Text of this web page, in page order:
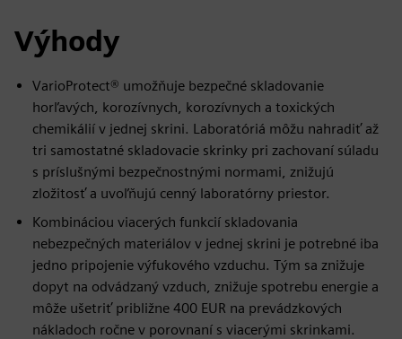
Výhody
VarioProtect® umožňuje bezpečné skladovanie
horľavých, korozívnych, korozívnych a toxických
chemikálií v jednej skrini. Laboratóriá môžu nahradiť až
tri samostatné skladovacie skrinky pri zachovaní súladu
s príslušnými bezpečnostnými normami, znižujú
zložitosť a uvoľňujú cenný laboratórny priestor.
Kombináciou viacerých funkcií skladovania
nebezpečných materiálov v jednej skrini je potrebné iba
jedno pripojenie výfukového vzduchu. Tým sa znižuje
dopyt na odvádzaný vzduch, znižuje spotrebu energie a
môže ušetriť približne 400 EUR na prevádzkových
nákladoch ročne v porovnaní s viacerými skrinkami.